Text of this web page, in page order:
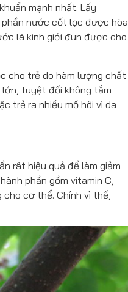
mạnh nhất. Lấy
nước cốt lọc được hòa
lá kinh giới đun được cho
cho trẻ do hàm lượng chất
lớn, tuyệt đối không tắm
trẻ ra nhiều mồ hôi vì da
rât hiệu quả để làm giảm
phần gồm vitamin C,
cơ thể. Chính vì thế,